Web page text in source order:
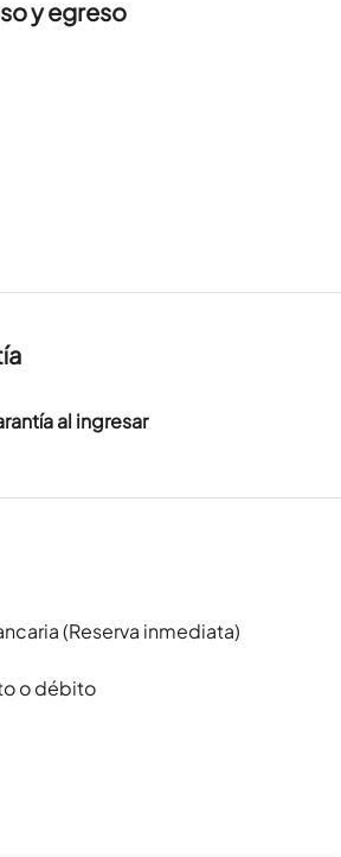
y egreso
al ingresar
(Reserva inmediata)
o débito